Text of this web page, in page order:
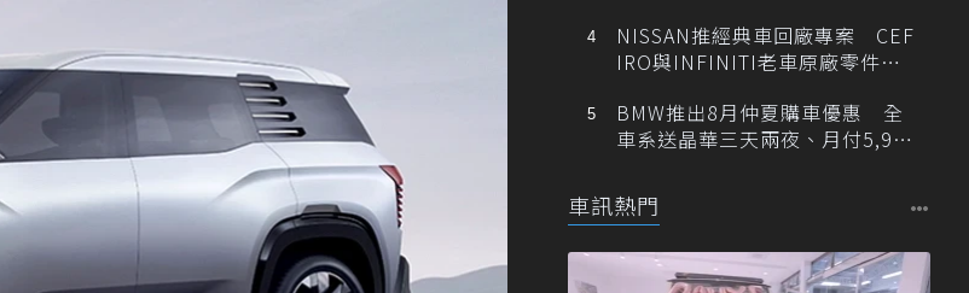
NISSAN推經典車回廠專案 CEF
IRO與INFINITI老車原廠零件最
BMW推出8月仲夏購車優惠 全
車系送晶華三天兩夜、月付5,900
車訊熱門